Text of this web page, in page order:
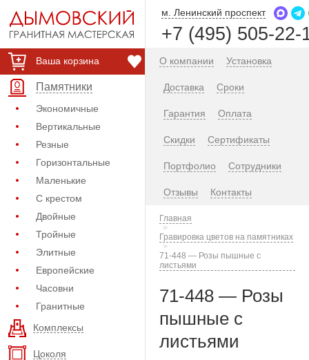
Ваша корзина
Памятники
Экономичные
Вертикальные
Резные
Горизонтальные
Маленькие
С крестом
Двойные
Тройные
Элитные
Европейские
Часовни
Гранитные
Комплексы
Цоколя
м. Ленинский проспект
+7 (495) 505-22-
О компании Установка
Доставка Сроки
Гарантия Оплата
Скидки Сертификаты
Портфолио Сотрудники
Отзывы Контакты
Главная
Гравировка цветов на памятниках
71-448 — Розы пышные с
листьями
71-448 — Розы
пышные с
листьями